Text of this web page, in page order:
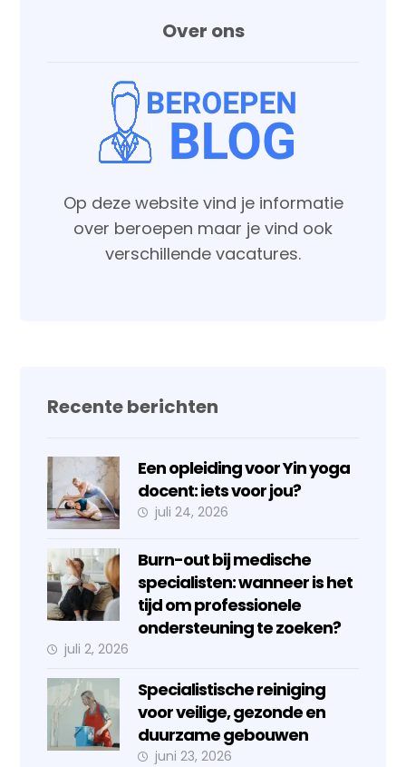
Over ons
Op deze website vind je informatie
over beroepen maar je vind ook
verschillende vacatures.
Recente berichten
Een opleiding voor Yin yoga
docent: iets voor jou?
juli 24, 2026
Burn-out bij medische
specialisten: wanneer is het
tijd om professionele
ondersteuning te zoeken?
juli 2, 2026
Specialistische reiniging
voor veilige, gezonde en
duurzame gebouwen
juni 23, 2026